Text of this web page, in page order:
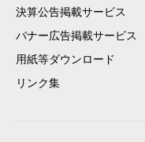
決算公告掲載サービス
バナー広告掲載サービス
用紙等ダウンロード
リンク集